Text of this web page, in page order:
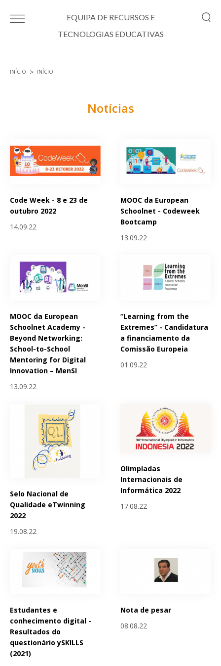
EQUIPA DE RECURSOS E
TECNOLOGIAS EDUCATIVAS
INÍCIO INÍCIO
Notícias
Code Week - 8 e 23 de
outubro 2022
14.09.22
MOOC da European
Schoolnet - Codeweek
Bootcamp
13.09.22
MOOC da European
Schoolnet Academy -
Beyond Networking:
School-to-School
Mentoring for Digital
Innovation – MenSI
13.09.22
“Learning from the
Extremes” - Candidatura
a financiamento da
Comissão Europeia
01.09.22
Selo Nacional de
Qualidade eTwinning
2022
19.08.22
Olimpíadas
Internacionais de
Informática 2022
17.08.22
Estudantes e
conhecimento digital -
Resultados do
questionário ySKILLS
(2021)
Nota de pesar
08.08.22
Páginas